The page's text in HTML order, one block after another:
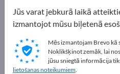
Silikona hermētiķi
Reklāmējieties
Exportpages!
Pieprasījumi – Piedāvājumi –
Jūs varat jebkurā laikā
izmantojot mūsu biļetenā
Mēs izmantojam Brevo
Noklikšķinot zemāk, lai
jūsu sniegtā informācija
lietošanas noteikumiem.